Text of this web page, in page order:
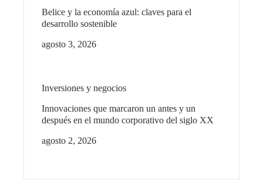
Belice y la economía azul: claves para el
desarrollo sostenible
agosto 3, 2026
Inversiones y negocios
Innovaciones que marcaron un antes y un
después en el mundo corporativo del siglo XX
agosto 2, 2026